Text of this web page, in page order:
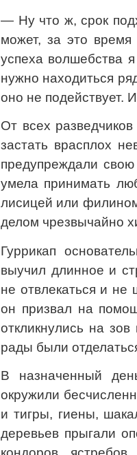
— Ну что ж, срок
может, за это
успеха волшебства
нужно находиться
оно не подействует.
От всех
застать врасплох
предупреждали
умела принимать
лисицей или
делом чрезвычайно
Гуррикап
выучил длинное и
не отвлекаться и не
он призвал на
откликнулись на
рады были
В назначенный
окружили
и тигры, гиены,
деревьев прыгали